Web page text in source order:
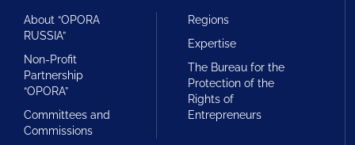
About “OPORA
RUSSIA”
Non-Profit
Partnership
“OPORA”
Committees and
Commissions
Regions
Expertise
The Bureau for the
Protection of the
Rights of
Entrepreneurs